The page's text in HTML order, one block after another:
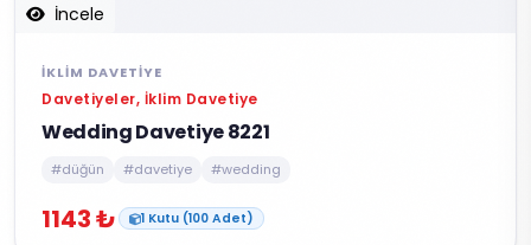
İncele
İKLIM DAVETIYE
Davetiyeler, İklim Davetiye
Wedding Davetiye 8221
#düğün #davetiye #wedding
1143 ₺ 1 Kutu (100 Adet)